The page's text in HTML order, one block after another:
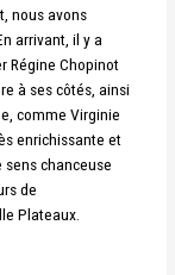
nous avons
arrivant, il y a
Régine Chopinot
à ses côtés, ainsi
comme Virginie
enrichissante et
chanceuse
de
Plateaux.